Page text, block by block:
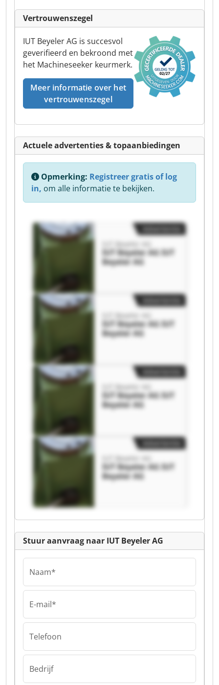
Vertrouwenszegel
IUT Beyeler AG is succesvol
geverifieerd en bekroond met
het Machineseeker keurmerk.
Meer informatie over het
vertrouwenszegel
Actuele advertenties & topaanbiedingen
Opmerking: Registreer gratis of log
in, om alle informatie te bekijken.
IUT Beyeler AG
IUT Beyeler AG IUT
Beyeler AG
IUT Beyeler AG
IUT Beyeler AG IUT
Beyeler AG
IUT Beyeler AG
IUT Beyeler AG IUT
Beyeler AG
IUT Beyeler AG
IUT Beyeler AG IUT
Beyeler AG
Stuur aanvraag naar IUT Beyeler AG
Naam*
E-mail*
Telefoon
Bedrijf